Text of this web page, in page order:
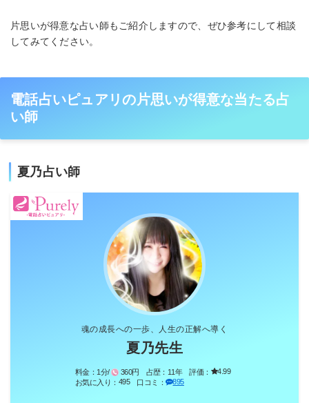
片思いが得意な占い師もご紹介しますので、ぜひ参考にして相談
してみてください。
電話占いピュアリの片思いが得意な当たる占
い師
夏乃占い師
魂の成長への一歩、人生の正解へ導く
夏乃先生
料金： 1分/ 360円 占歴： 11年 評価：
4.99
お気に入り： 495 口コミ： 895